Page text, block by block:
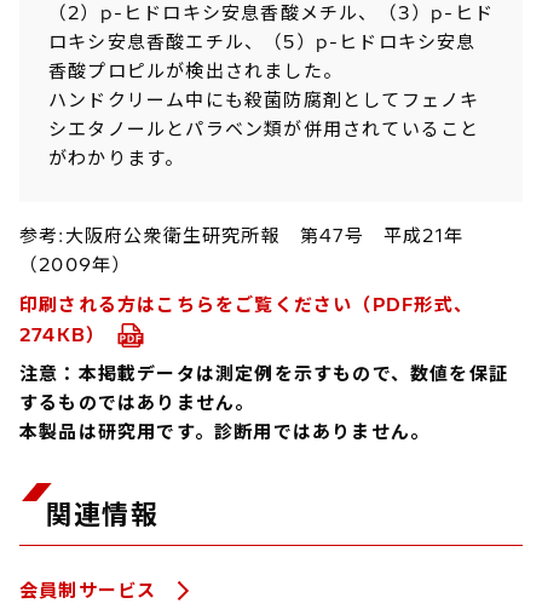
（2）p-ヒドロキシ安息香酸メチル、（3）p-ヒド
ロキシ安息香酸エチル、（5）p-ヒドロキシ安息
香酸プロピルが検出されました。
ハンドクリーム中にも殺菌防腐剤としてフェノキ
シエタノールとパラベン類が併用されていること
がわかります。
参考:大阪府公衆衛生研究所報 第47号 平成21年
（2009年）
印刷される方はこちらをご覧ください（PDF形式、
274KB）
注意：本掲載データは測定例を示すもので、数値を保証
するものではありません。
本製品は研究用です。診断用ではありません。
関連情報
会員制サービス